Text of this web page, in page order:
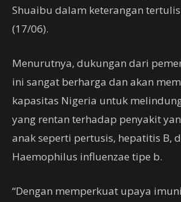
Shuaibu dalam keterangan
(17/06).
Menurutnya, dukungan dari
ini sangat berharga dan akan
kapasitas Nigeria untuk
yang rentan terhadap penyakit
anak seperti pertusis, hepatitis B,
Haemophilus influenzae tipe b.
“Dengan memperkuat upaya